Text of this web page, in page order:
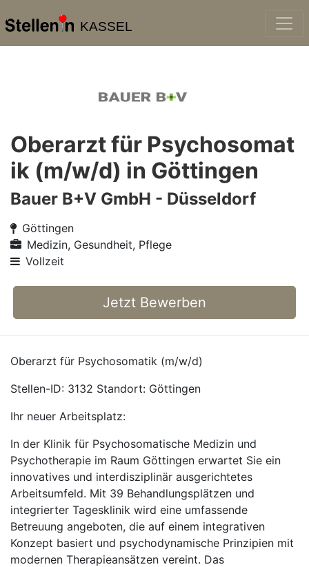
KASSEL
Oberarzt für Psychosomat
ik (m/w/d) in Göttingen
Bauer B+V GmbH - Düsseldorf
Göttingen
Medizin, Gesundheit, Pflege
Vollzeit
Jetzt Bewerben
Oberarzt für Psychosomatik (m/w/d)
Stellen-ID: 3132 Standort: Göttingen
Ihr neuer Arbeitsplatz:
In der Klinik für Psychosomatische Medizin und
Psychotherapie im Raum Göttingen erwartet Sie ein
innovatives und interdisziplinär ausgerichtetes
Arbeitsumfeld. Mit 39 Behandlungsplätzen und
integrierter Tagesklinik wird eine umfassende
Betreuung angeboten, die auf einem integrativen
Konzept basiert und psychodynamische Prinzipien mit
modernen Therapieansätzen vereint. Das